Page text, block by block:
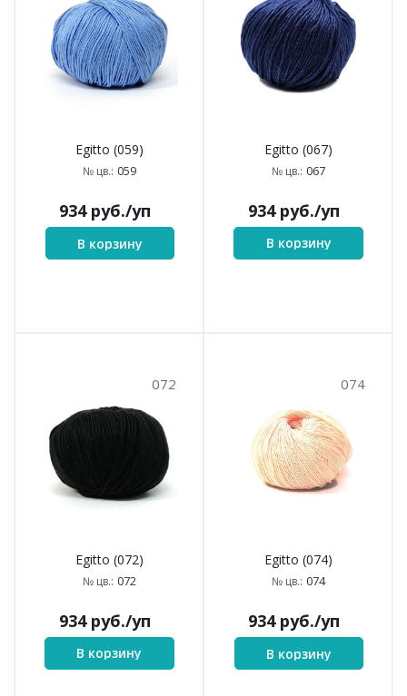
Egitto (059)
№ цв.: 059
934руб./уп
В корзину
Egitto (067)
№ цв.: 067
934руб./уп
В корзину
072
Egitto (072)
№ цв.: 072
934руб./уп
В корзину
074
Egitto (074)
№ цв.: 074
934руб./уп
В корзину